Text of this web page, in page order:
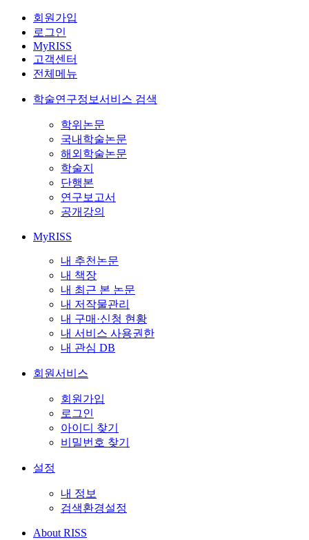
회원가입
로그인
MyRISS
고객센터
전체메뉴
학술연구정보서비스 검색
학위논문
국내학술논문
해외학술논문
학술지
단행본
연구보고서
공개강의
MyRISS
내 추천논문
내 책장
내 최근 본 논문
내 저작물관리
내 구매·신청 현황
내 서비스 사용권한
내 관심 DB
회원서비스
회원가입
로그인
아이디 찾기
비밀번호 찾기
설정
내 정보
검색환경설정
About RISS